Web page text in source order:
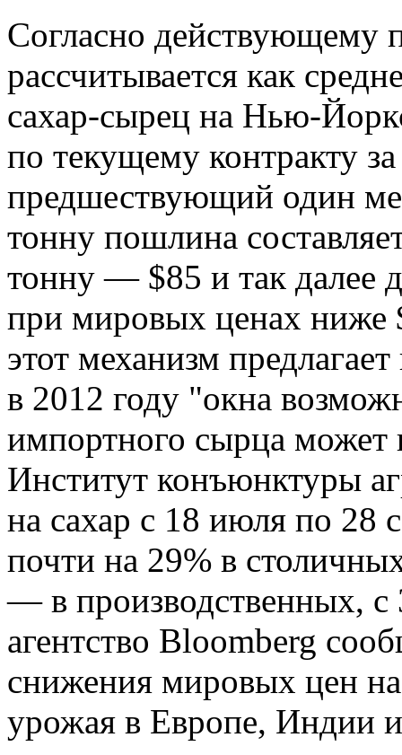
Согласно действующему
рассчитывается как
сахар-сырец на Нью-
по текущему контракту
предшествующий один
тонну пошлина
тонну — $85 и так далее
при мировых ценах ниже
этот механизм
в 2012 году "окна
импортного сырца может
Институт конъюнктуры
на сахар с 18 июля по 28
почти на 29% в
— в производственных, с
агентство Bloomberg
снижения мировых цен
урожая в Европе, Индии